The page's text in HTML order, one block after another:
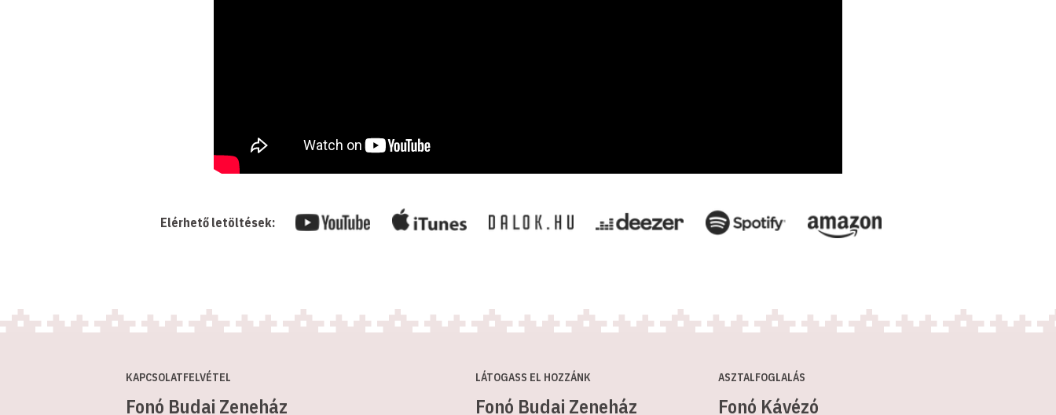
Elérhető letöltések:
KAPCSOLATFELVÉTEL
Fonó Budai Zeneház
LÁTOGASS EL HOZZÁNK
Fonó Budai Zeneház
ASZTALFOGLALÁS
Fonó Kávézó